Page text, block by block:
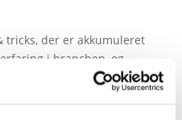
tricks, der er akkumuleret
i branchen, og
hvis du har brug for
hvis tiden giver